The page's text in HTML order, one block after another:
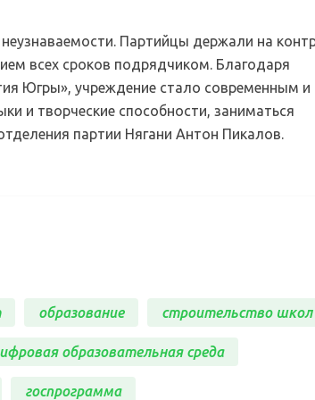
Партийцы держали на
всех сроков подрядчиком. Благодаря
Югры», учреждение стало современным и
и творческие способности, заниматься
партии Нягани Антон Пикалов.
образование строительство школ
образовательная среда
госпрограмма